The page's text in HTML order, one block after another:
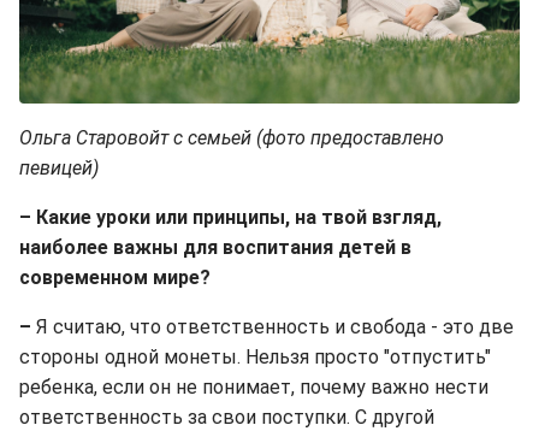
Ольга Старовойт с семьей (фото предоставлено
певицей)
– Какие уроки или принципы, на твой взгляд,
наиболее важны для воспитания детей в
современном мире?
– Я считаю, что ответственность и свобода - это две
стороны одной монеты. Нельзя просто "отпустить"
ребенка, если он не понимает, почему важно нести
ответственность за свои поступки. С другой